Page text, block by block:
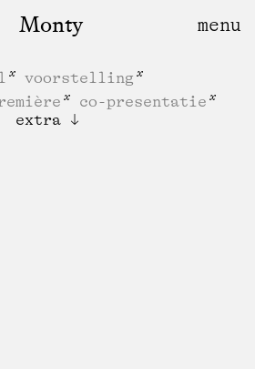
Monty
voorstelling
co-presentatie
extra